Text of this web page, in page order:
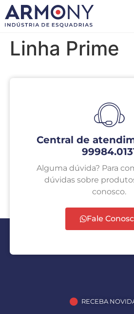
Linha Prime
Central de
Alguma dúvida? Para
dúvidas sobre
conosco.
Fale
RECEBA